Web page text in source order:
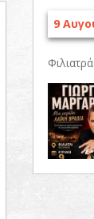
9
Φιλιατρά